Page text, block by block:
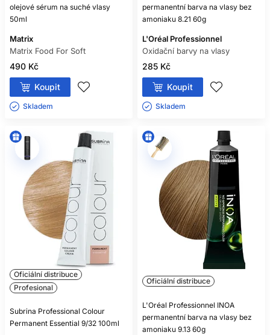
olejové sérum na suché vlasy
50ml
Matrix
Matrix Food For Soft
490 Kč
Koupit
Skladem ㅤ
permanentní barva na vlasy bez
amoniaku 8.21 60g
L'Oréal Professionnel
Oxidační barvy na vlasy
285 Kč
Koupit
Skladem ㅤ
Oficiální distribuce
Profesional
Subrina Professional Colour
Permanent Essential 9/32 100ml
Oficiální distribuce
L'Oréal Professionnel INOA
permanentní barva na vlasy bez
amoniaku 9.13 60g